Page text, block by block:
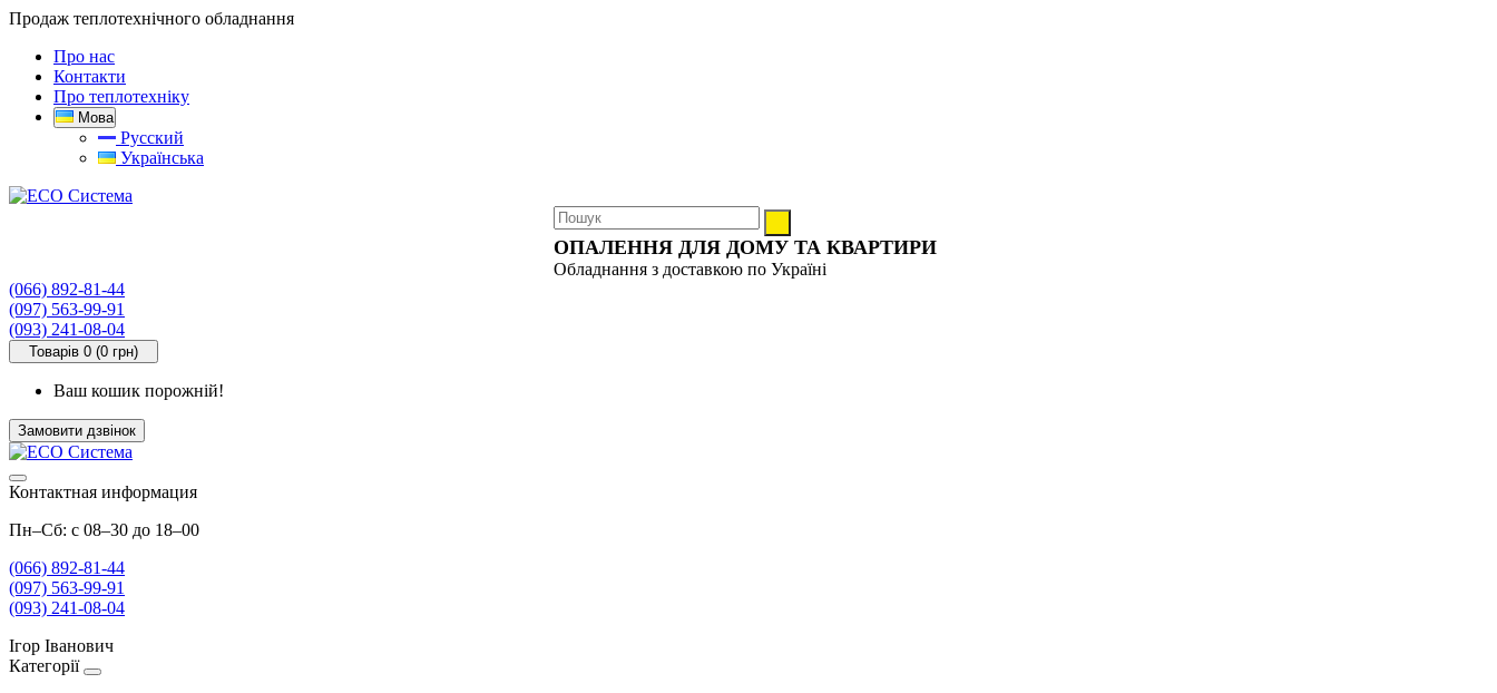
Продаж теплотехнічного обладнання
Про нас
Контакти
Про теплотехніку
Мова
Русский
Українська
ОПАЛЕННЯ ДЛЯ ДОМУ ТА КВАРТИРИ
Обладнання з доставкою по Україні
(066) 892-81-44
(097) 563-99-91
(093) 241-08-04
Товарів 0 (0 грн)
Ваш кошик порожній!
Замовити дзвінок
Контактная информация
Пн–Сб: с 08–30 до 18–00
(066) 892-81-44
(097) 563-99-91
(093) 241-08-04
Ігор Іванович
Категорії